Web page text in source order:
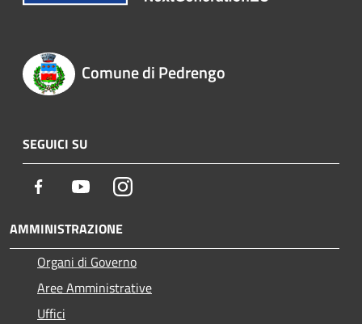
Comune di Pedrengo
SEGUICI SU
Facebook YoutubeInstagram
AMMINISTRAZIONE
Organi di Governo
Aree Amministrative
Uffici